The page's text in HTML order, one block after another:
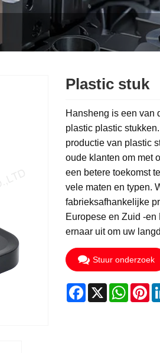
Plastic stuk
Hansheng is een van
plastic plastic
productie van plastic
oude klanten om met
een betere toekomst
vele maten en typen.
fabrieksafhankelijke
Europese en Zuid -
ernaar uit om uw
Stuur onderzoek
Facebook
X